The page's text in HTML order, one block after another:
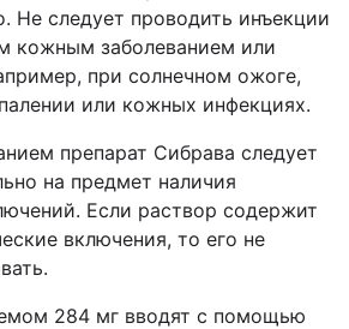
Не следует проводить инъекции
кожным заболеванием или
при солнечном ожоге,
или кожных инфекциях.
препарат Сибрава следует
на предмет наличия
Если раствор содержит
включения, то его не
284 мг вводят с помощью